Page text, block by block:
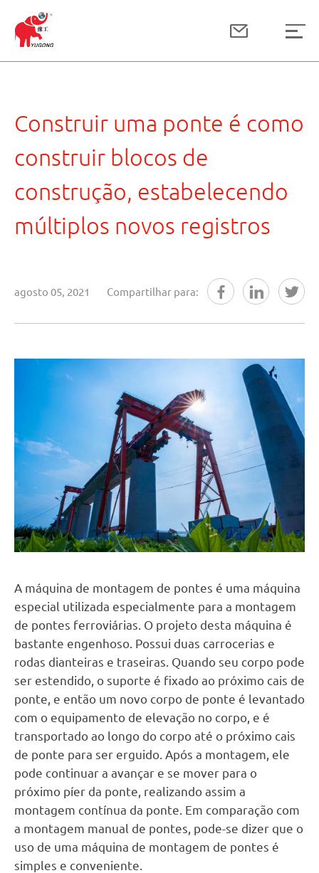
Construir uma ponte é como
construir blocos de
construção, estabelecendo
múltiplos novos registros
agosto 05, 2021 Compartilhar para:
A máquina de montagem de pontes é uma máquina
especial utilizada especialmente para a montagem
de pontes ferroviárias. O projeto desta máquina é
bastante engenhoso. Possui duas carrocerias e
rodas dianteiras e traseiras. Quando seu corpo pode
ser estendido, o suporte é fixado ao próximo cais de
ponte, e então um novo corpo de ponte é levantado
com o equipamento de elevação no corpo, e é
transportado ao longo do corpo até o próximo cais
de ponte para ser erguido. Após a montagem, ele
pode continuar a avançar e se mover para o
próximo píer da ponte, realizando assim a
montagem contínua da ponte. Em comparação com
a montagem manual de pontes, pode-se dizer que o
uso de uma máquina de montagem de pontes é
simples e conveniente.